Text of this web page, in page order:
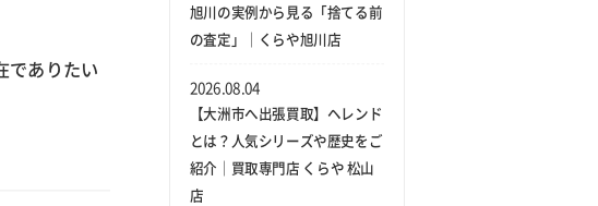
でありたい
旭川の実例から見る「捨てる前
の査定」｜くらや旭川店
【大洲市へ出張買取】ヘレンド
とは？人気シリーズや歴史をご
紹介｜買取専門店 くらや 松山
店
2026.08.04